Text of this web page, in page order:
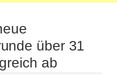
über 31
ab